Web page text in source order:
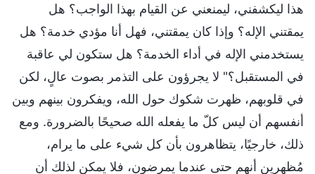
هذا ليكشفني، ليمنعني عن القيام بهذا الواجب؟ هل
يمقتني الإله؟ وإذا كان يمقتني، فهل أنا مؤدي خدمة؟ هل
يستخدمني الإله في أداء الخدمة؟ هل ستكون لي عاقبة
في المستقبل؟" لا يجرؤون على التذمر بصوت عالٍ، لكن
في قلوبهم، ظهرت شكوك حول الله، ويفكرون بينهم وبين
أنفسهم أن ليس كلّ ما يفعله الله صحيحًا بالضرورة. ومع
ذلك، خارجيًا، يتظاهرون بأن كل شيء على ما يرام،
مُظهِرين أنهم حتى عندما يمرضون، فلا يمكن لذلك أن